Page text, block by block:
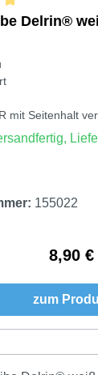
Delrin®
mit Seitenhalt
155022
8,90 €
zum